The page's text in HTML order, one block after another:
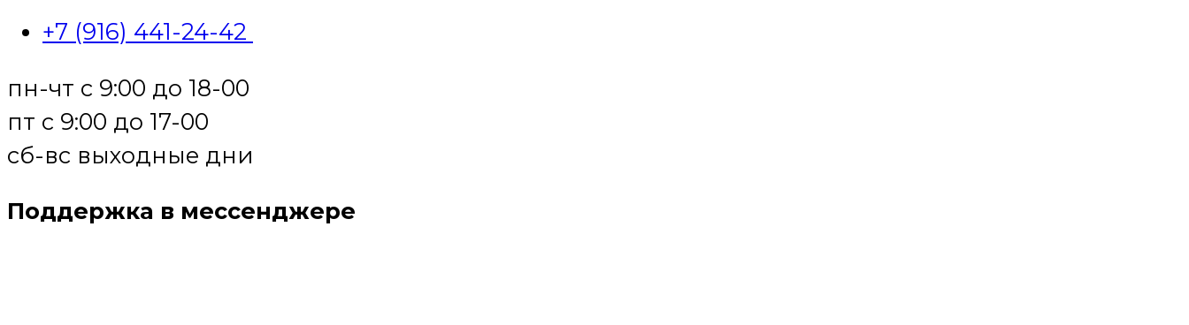
+7 (916) 441-24-42
пн-чт с 9:00 до 18-00
пт с 9:00 до 17-00
сб-вс выходные дни
Поддержка в мессенджере